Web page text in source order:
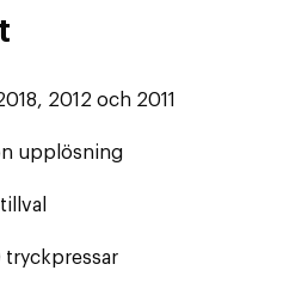
2012 och 2011
upplösning
tryckpressar